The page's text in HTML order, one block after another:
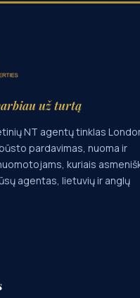
už turtą
NT agentų tinklas
pardavimas, nuoma ir
kuriais
agentas, lietuvių ir anglų